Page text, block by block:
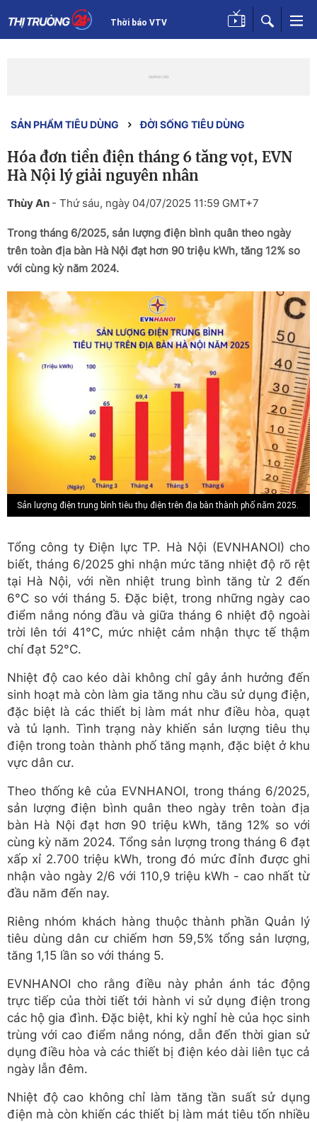
Thời báo VTV
SẢN PHẨM TIÊU DÙNG ĐỜI SỐNG TIÊU DÙNG
Hóa đơn tiền điện tháng 6 tăng vọt, EVN
Hà Nội lý giải nguyên nhân
Thùy An - Thứ sáu, ngày 04/07/2025 11:59 GMT+7
Trong tháng 6/2025, sản lượng điện bình quân theo ngày
trên toàn địa bàn Hà Nội đạt hơn 90 triệu kWh, tăng 12% so
với cùng kỳ năm 2024.
Sản lượng điện trung bình tiêu thụ điện trên địa bàn thành phố năm 2025.
Tổng công ty Điện lực TP. Hà Nội (EVNHANOI) cho
biết, tháng 6/2025 ghi nhận mức tăng nhiệt độ rõ rệt
tại Hà Nội, với nền nhiệt trung bình tăng từ 2 đến
6°C so với tháng 5. Đặc biệt, trong những ngày cao
điểm nắng nóng đầu và giữa tháng 6 nhiệt độ ngoài
trời lên tới 41°C, mức nhiệt cảm nhận thực tế thậm
chí đạt 52°C.
Nhiệt độ cao kéo dài không chỉ gây ảnh hưởng đến
sinh hoạt mà còn làm gia tăng nhu cầu sử dụng điện,
đặc biệt là các thiết bị làm mát như điều hòa, quạt
và tủ lạnh. Tình trạng này khiến sản lượng tiêu thụ
điện trong toàn thành phố tăng mạnh, đặc biệt ở khu
vực dân cư.
Theo thống kê của EVNHANOI, trong tháng 6/2025,
sản lượng điện bình quân theo ngày trên toàn địa
bàn Hà Nội đạt hơn 90 triệu kWh, tăng 12% so với
cùng kỳ năm 2024. Tổng sản lượng trong tháng 6 đạt
xấp xỉ 2.700 triệu kWh, trong đó mức đỉnh được ghi
nhận vào ngày 2/6 với 110,9 triệu kWh - cao nhất từ
đầu năm đến nay.
Riêng nhóm khách hàng thuộc thành phần Quản lý
tiêu dùng dân cư chiếm hơn 59,5% tổng sản lượng,
tăng 1,15 lần so với tháng 5.
EVNHANOI cho rằng điều này phản ánh tác động
trực tiếp của thời tiết tới hành vi sử dụng điện trong
các hộ gia đình. Đặc biệt, khi kỳ nghỉ hè của học sinh
trùng với cao điểm nắng nóng, dẫn đến thời gian sử
dụng điều hòa và các thiết bị điện kéo dài liên tục cả
ngày lẫn đêm.
Nhiệt độ cao không chỉ làm tăng tần suất sử dụng
điện mà còn khiến các thiết bị làm mát tiêu tốn nhiều